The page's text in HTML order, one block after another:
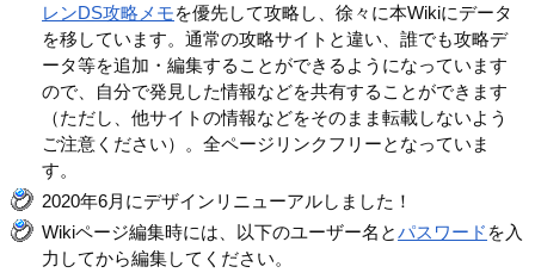
レンDS攻略メモを優先して攻略し、徐々に本Wikiにデータ
を移しています。通常の攻略サイトと違い、誰でも攻略デ
ータ等を追加・編集することができるようになっています
ので、自分で発見した情報などを共有することができます
（ただし、他サイトの情報などをそのまま転載しないよう
ご注意ください）。全ページリンクフリーとなっていま
す。
2020年6月にデザインリニューアルしました！
Wikiページ編集時には、以下のユーザー名とパスワード を入
力してから編集してください。